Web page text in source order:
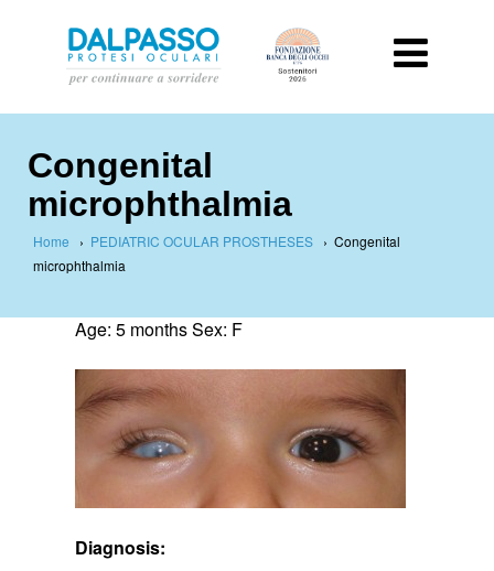
Congenital
microphthalmia
Home › PEDIATRIC OCULAR PROSTHESES › Congenital
microphthalmia
Age: 5 months Sex: F
Diagnosis: